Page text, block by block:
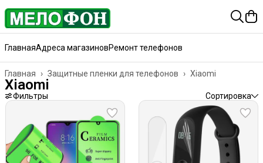
ГлавнаяАдреса магазиновРемонт телефонов
Xiaomi
Защитные пленки для телефонов ›
Главная ›
Xiaomi
Фильтры Сортировка